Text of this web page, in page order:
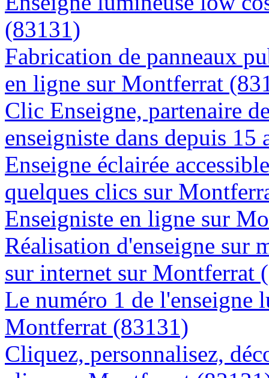
(83131)
Fabrication de panneaux
en ligne sur Montferrat
Clic Enseigne, partenaire
enseigniste dans depuis
Enseigne éclairée
quelques clics sur
Enseigniste en ligne sur
Réalisation d'enseigne sur
sur internet sur Montferrat
Le numéro 1 de l'enseigne
Montferrat (83131)
Cliquez, personnalisez,